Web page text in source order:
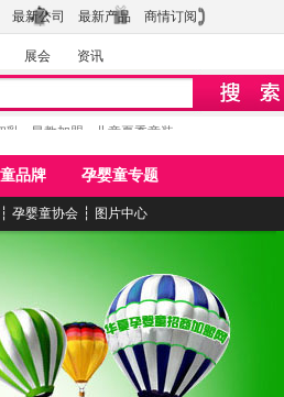
最新公司 最新产品 商情订阅
展会 资讯
乳 早教加盟 儿童夏季童装
品牌 孕婴童专题
┆ 孕婴童协会 ┆ 图片中心